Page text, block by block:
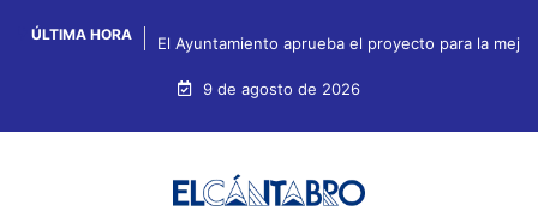
ÚLTIMA HORA El Ayuntamiento aprueba el proyecto para la
9 de agosto de 2026